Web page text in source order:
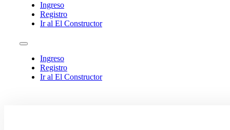
Ingreso
Registro
Ir al El Constructor
Ingreso
Registro
Ir al El Constructor